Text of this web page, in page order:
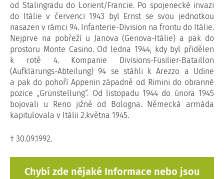
od Stalingradu do Lorient/Francie. Po spojenecké invazi
do Itálie v červenci 1943 byl Ernst se svou jednotkou
nasazen v rámci 94. Infanterie-Division na frontu do Itálie.
Nejprve na pobřeží u Janova (Genova-Itálie) a pak do
prostoru Monte Casino. Od ledna 1944, kdy byl přidělen
k rotě 4. Kompanie Divisions-Füsilier-Bataillon
(Aufklärungs-Abteilung) 94 se stáhli k Arezzo a Udine
a pak do pohoří Appenin západně od Rimini do obranné
pozice „Grünstellung“. Od listopadu 1944 do února 1945
bojovali u Reno jižně od Bologna. Německá armáda
kapitulovala v Itálii 2.května 1945.
† 30.09.1992.
Chybí zde nějaké Informace nebo jsou